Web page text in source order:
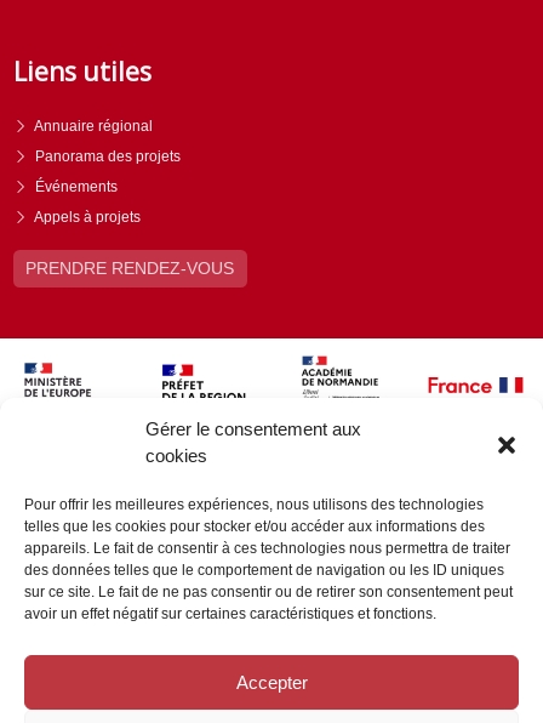
Gérer le consentement aux
cookies
Pour offrir les meilleures expériences, nous utilisons des technologies
telles que les cookies pour stocker et/ou accéder aux informations des
appareils. Le fait de consentir à ces technologies nous permettra de traiter
des données telles que le comportement de navigation ou les ID uniques
sur ce site. Le fait de ne pas consentir ou de retirer son consentement peut
avoir un effet négatif sur certaines caractéristiques et fonctions.
Accepter
Liens utiles
Annuaire régional
Panorama des projets
Événements
Appels à projets
PRENDRE RENDEZ-VOUS